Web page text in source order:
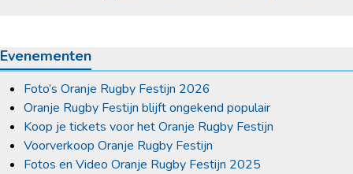
Evenementen
Foto’s Oranje Rugby Festijn 2026
Oranje Rugby Festijn blijft ongekend populair
Koop je tickets voor het Oranje Rugby Festijn
Voorverkoop Oranje Rugby Festijn
Fotos en Video Oranje Rugby Festijn 2025